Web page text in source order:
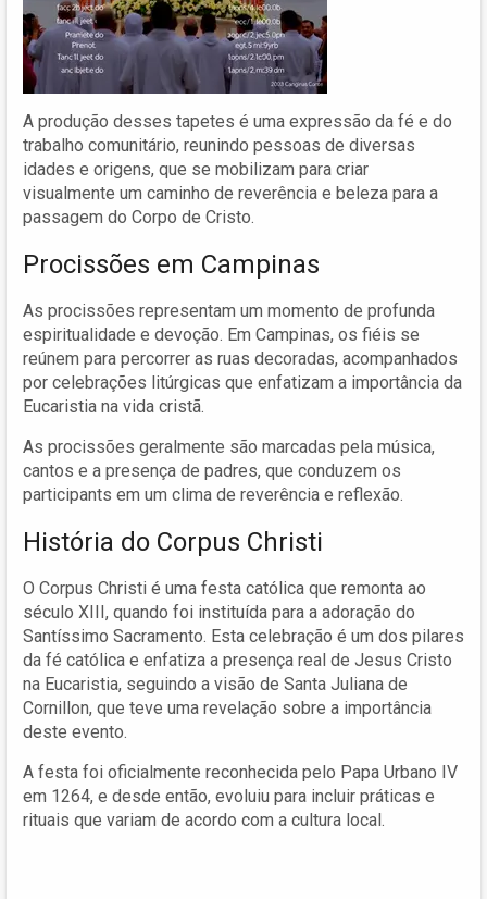
A produção desses tapetes é uma expressão da fé e do
trabalho comunitário, reunindo pessoas de diversas
idades e origens, que se mobilizam para criar
visualmente um caminho de reverência e beleza para a
passagem do Corpo de Cristo.
Procissões em Campinas
As procissões representam um momento de profunda
espiritualidade e devoção. Em Campinas, os fiéis se
reúnem para percorrer as ruas decoradas, acompanhados
por celebrações litúrgicas que enfatizam a importância da
Eucaristia na vida cristã.
As procissões geralmente são marcadas pela música,
cantos e a presença de padres, que conduzem os
participants em um clima de reverência e reflexão.
História do Corpus Christi
O Corpus Christi é uma festa católica que remonta ao
século XIII, quando foi instituída para a adoração do
Santíssimo Sacramento. Esta celebração é um dos pilares
da fé católica e enfatiza a presença real de Jesus Cristo
na Eucaristia, seguindo a visão de Santa Juliana de
Cornillon, que teve uma revelação sobre a importância
deste evento.
A festa foi oficialmente reconhecida pelo Papa Urbano IV
em 1264, e desde então, evoluiu para incluir práticas e
rituais que variam de acordo com a cultura local.